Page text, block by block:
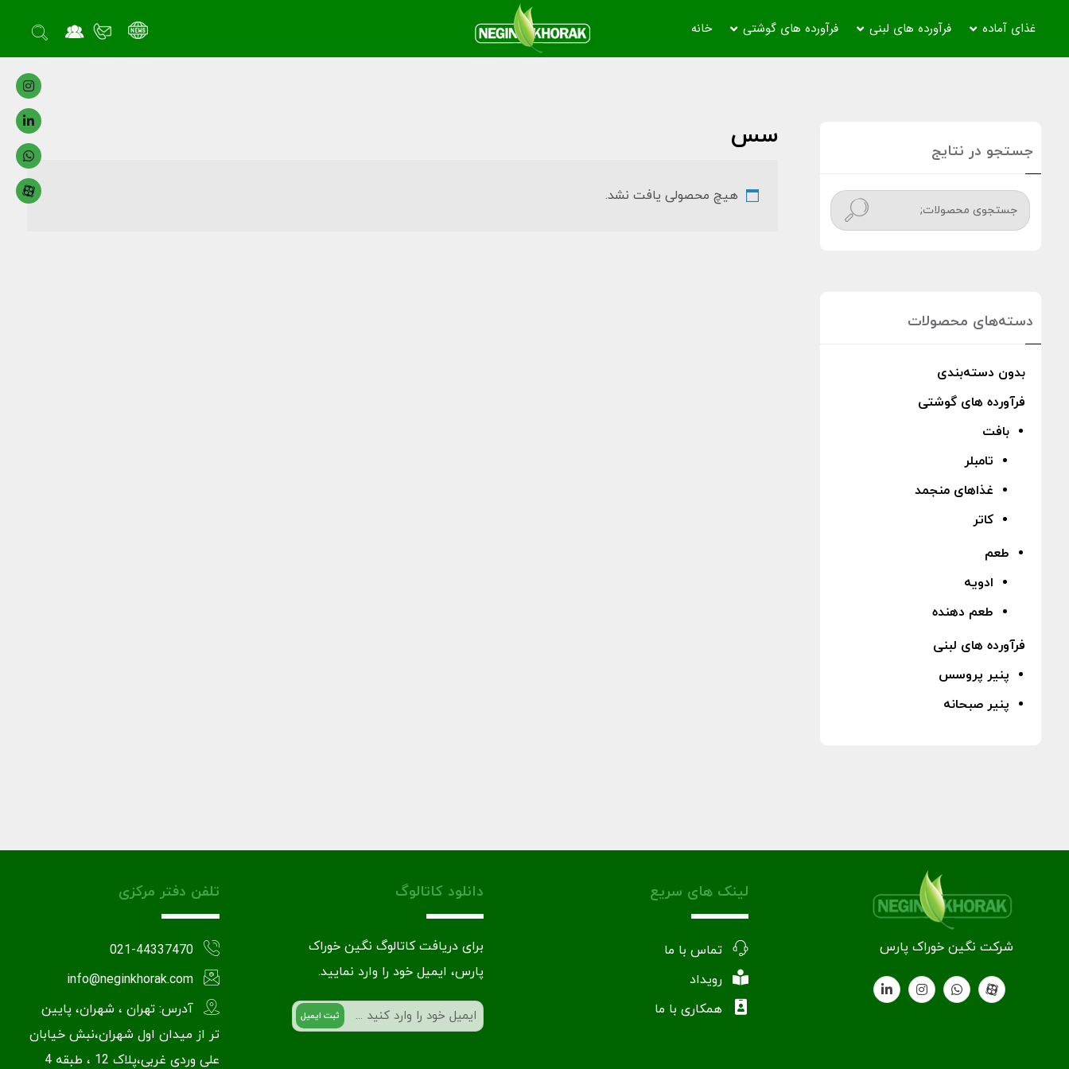
خانه فرآورده های گوشتی فرآورده های لبنی غذای آماده
سس
هیچ محصولی یافت نشد.
جستجو در نتایج
جستج
و
دسته‌های محصولات
بدون دسته‌بندی
فرآورده های گوشتی
بافت
تامبلر
غذاهای منجمد
کاتر
طعم
ادویه
طعم دهنده
فرآورده های لبنی
پنیر پروسس
پنیر صبحانه
شرکت نگین خوراک پارس
لینک های سریع
تماس با ما
رویداد
همکاری با ما
دانلود کاتالوگ
برای دریافت کاتالوگ نگین خوراک
پارس، ایمیل خود را وارد نمایید.
ایمیل
تلفن دفتر مرکزی
021-44337470
info@neginkhorak.com
آدرس: تهران ، شهران، پایین
تر از میدان اول شهران،نبش خیابان
علی وردی غربی،پلاک 12 ، طبقه 4